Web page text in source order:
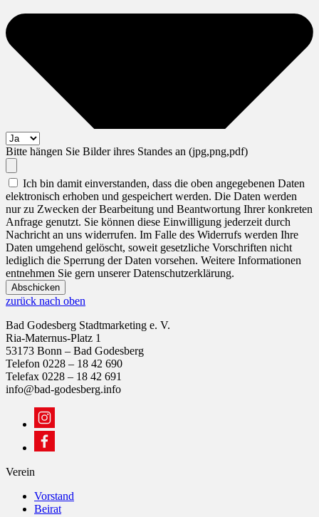
Bitte hängen Sie Bilder ihres Standes an (jpg,png,pdf)
Ich bin damit einverstanden, dass die oben angegebenen Daten
elektronisch erhoben und gespeichert werden. Die Daten werden
nur zu Zwecken der Bearbeitung und Beantwortung Ihrer konkreten
Anfrage genutzt. Sie können diese Einwilligung jederzeit durch
Nachricht an uns widerrufen. Im Falle des Widerrufs werden Ihre
Daten umgehend gelöscht, soweit gesetzliche Vorschriften nicht
lediglich die Sperrung der Daten vorsehen. Weitere Informationen
entnehmen Sie gern unserer Datenschutzerklärung.
Abschicken
zurück nach oben
Bad Godesberg Stadtmarketing e. V.
Ria-Maternus-Platz 1
53173 Bonn – Bad Godesberg
Telefon 0228 – 18 42 690
Telefax 0228 – 18 42 691
info@bad-godesberg.info
Verein
Vorstand
Beirat